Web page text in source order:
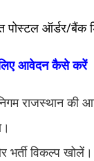
पोस्टल ऑर्डर/बैंक
लिए आवेदन कैसे करें
राजस्थान की
विकल्प खोलें।